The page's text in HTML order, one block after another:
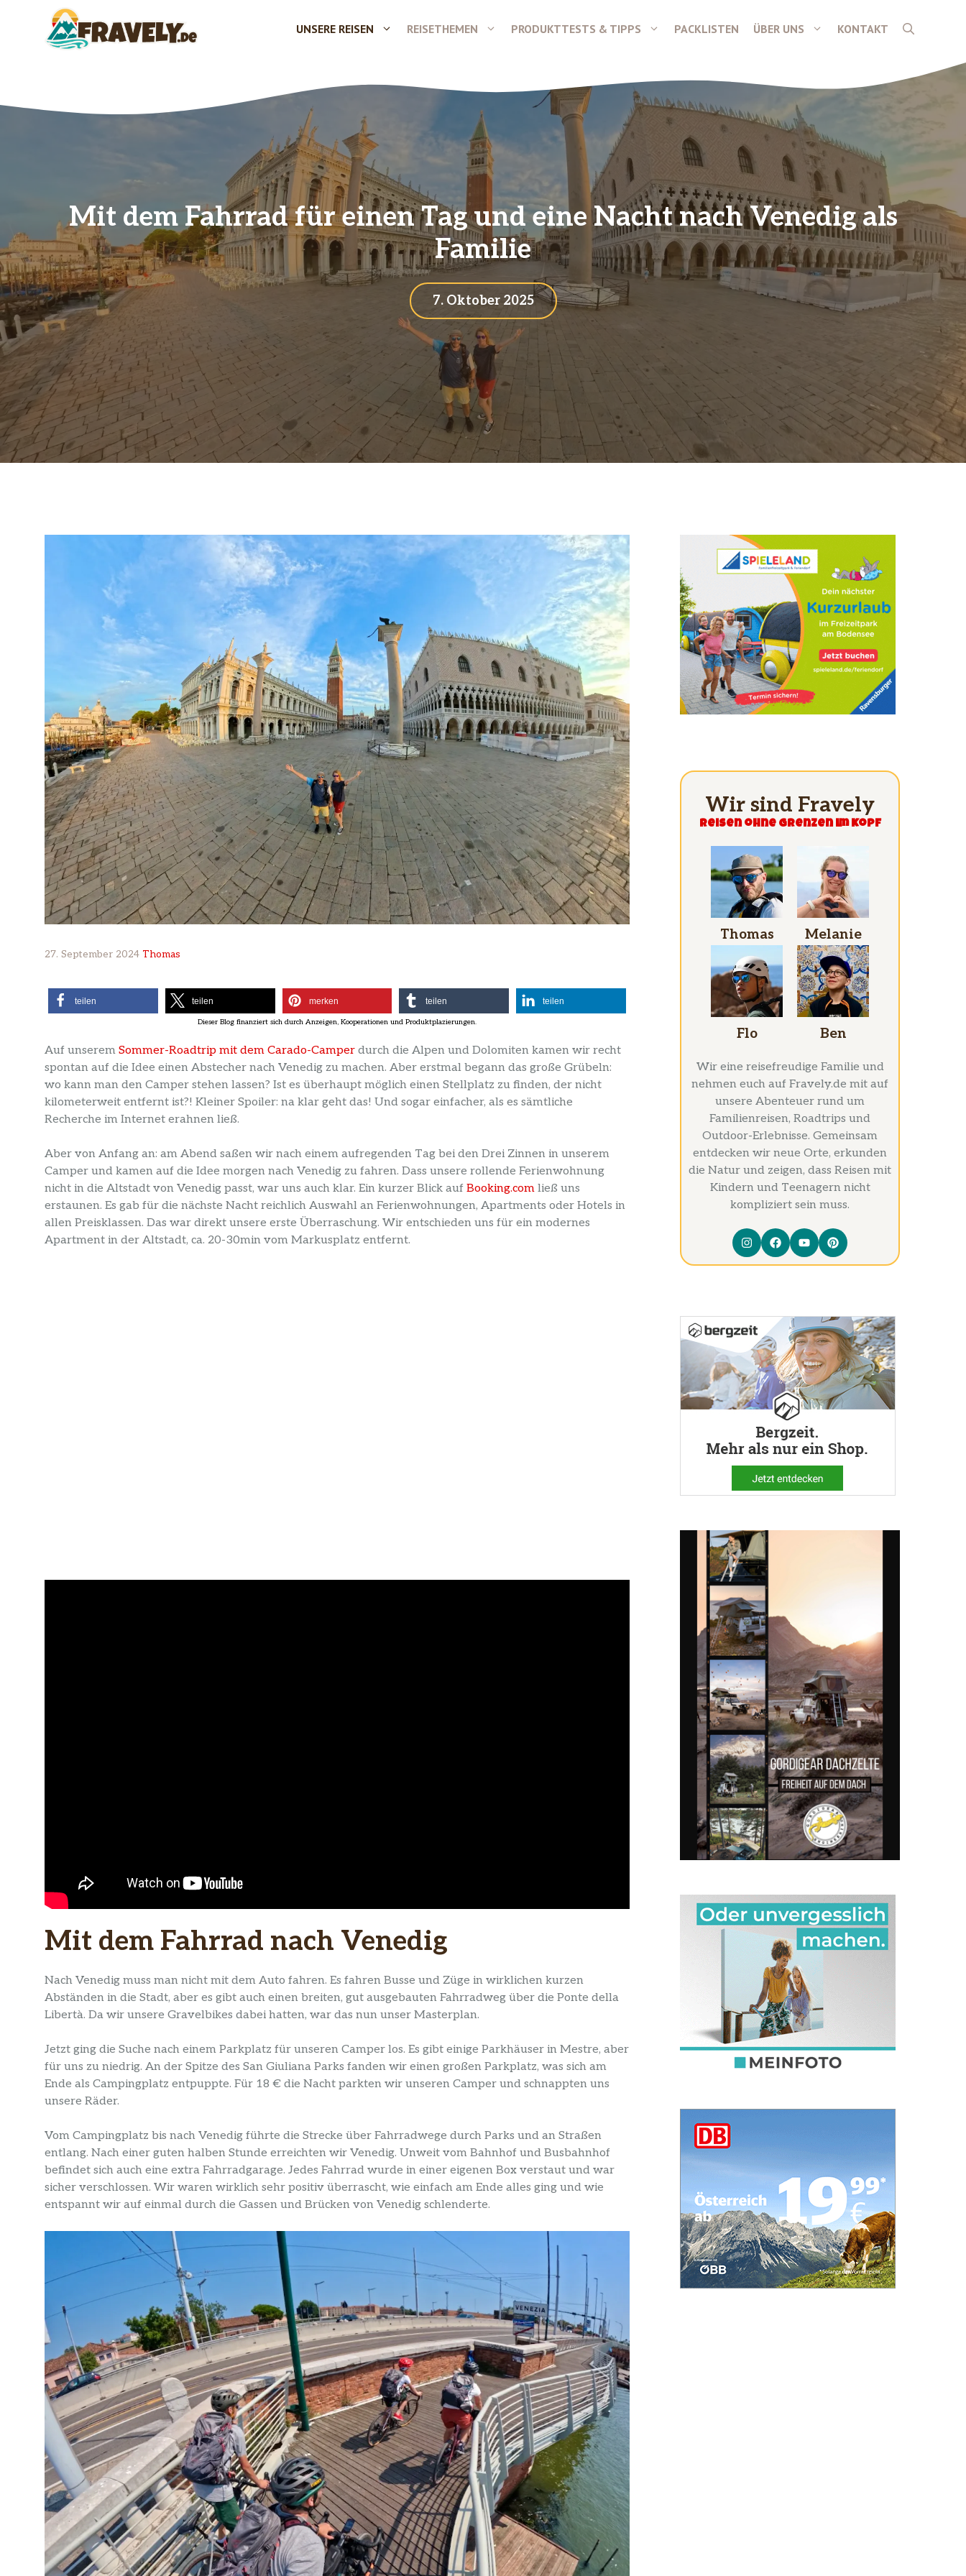
UNSERE REISEN REISETHEMEN PRODUKTTESTS & TIPPS PACKLISTEN ÜBER UNS KONTAKT
Mit dem Fahrrad für einen Tag und eine Nacht nach Venedig als
Familie
7. Oktober 2025
27. September 2024 Thomas
teilen teilen merken teilen teilen
Auf unserem Sommer-Roadtrip mit dem Carado-Camper durch die Alpen und Dolomiten kamen wir recht
spontan auf die Idee einen Abstecher nach Venedig zu machen. Aber erstmal begann das große Grübeln:
wo kann man den Camper stehen lassen? Ist es überhaupt möglich einen Stellplatz zu finden, der nicht
kilometerweit entfernt ist?! Kleiner Spoiler: na klar geht das! Und sogar einfacher, als es sämtliche
Recherche im Internet erahnen ließ.
Aber von Anfang an: am Abend saßen wir nach einem aufregenden Tag bei den Drei Zinnen in unserem
Camper und kamen auf die Idee morgen nach Venedig zu fahren. Dass unsere rollende Ferienwohnung
nicht in die Altstadt von Venedig passt, war uns auch klar. Ein kurzer Blick auf Booking.com ließ uns
erstaunen. Es gab für die nächste Nacht reichlich Auswahl an Ferienwohnungen, Apartments oder Hotels in
allen Preisklassen. Das war direkt unsere erste Überraschung. Wir entschieden uns für ein modernes
Apartment in der Altstadt, ca. 20-30min vom Markusplatz entfernt.
Mit dem Fahrrad nach Venedig
Nach Venedig muss man nicht mit dem Auto fahren. Es fahren Busse und Züge in wirklichen kurzen
Abständen in die Stadt, aber es gibt auch einen breiten, gut ausgebauten Fahrradweg über die Ponte della
Libertà. Da wir unsere Gravelbikes dabei hatten, war das nun unser Masterplan.
Jetzt ging die Suche nach einem Parkplatz für unseren Camper los. Es gibt einige Parkhäuser in Mestre, aber
für uns zu niedrig. An der Spitze des San Giuliana Parks fanden wir einen großen Parkplatz, was sich am
Ende als Campingplatz entpuppte. Für 18 € die Nacht parkten wir unseren Camper und schnappten uns
unsere Räder.
Vom Campingplatz bis nach Venedig führte die Strecke über Fahrradwege durch Parks und an Straßen
entlang. Nach einer guten halben Stunde erreichten wir Venedig. Unweit vom Bahnhof und Busbahnhof
befindet sich auch eine extra Fahrradgarage. Jedes Fahrrad wurde in einer eigenen Box verstaut und war
sicher verschlossen. Wir waren wirklich sehr positiv überrascht, wie einfach am Ende alles ging und wie
entspannt wir auf einmal durch die Gassen und Brücken von Venedig schlenderte.
Wir sind Fravely
Reisen ohne grenzen im Kopf
Thomas Melanie
Flo Ben
Wir eine reisefreudige Familie und
nehmen euch auf Fravely.de mit auf
unsere Abenteuer rund um
Familienreisen, Roadtrips und
Outdoor-Erlebnisse. Gemeinsam
entdecken wir neue Orte, erkunden
die Natur und zeigen, dass Reisen mit
Kindern und Teenagern nicht
kompliziert sein muss.